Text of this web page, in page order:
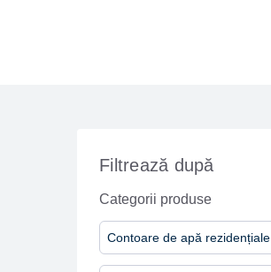
Filtrează după
Categorii produse
Contoare de apă rezidențiale